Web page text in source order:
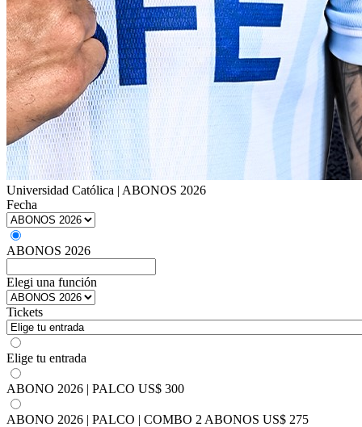
Universidad Católica | ABONOS 2026
Fecha
ABONOS 2026
Elegi una función
Tickets
Elige tu entrada
ABONO 2026 | PALCO US$ 300
ABONO 2026 | PALCO | COMBO 2 ABONOS US$ 275